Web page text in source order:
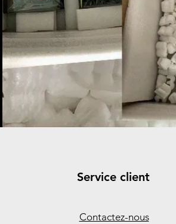
Service client
Contactez-nous